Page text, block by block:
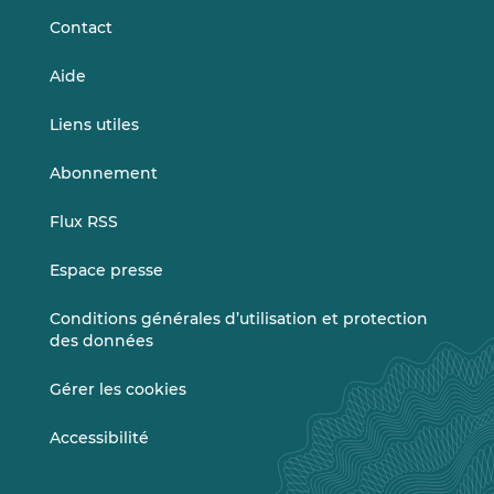
Contact
Aide
Liens utiles
Abonnement
Flux RSS
Espace presse
Conditions générales d’utilisation et protection
des données
Gérer les cookies
Accessibilité